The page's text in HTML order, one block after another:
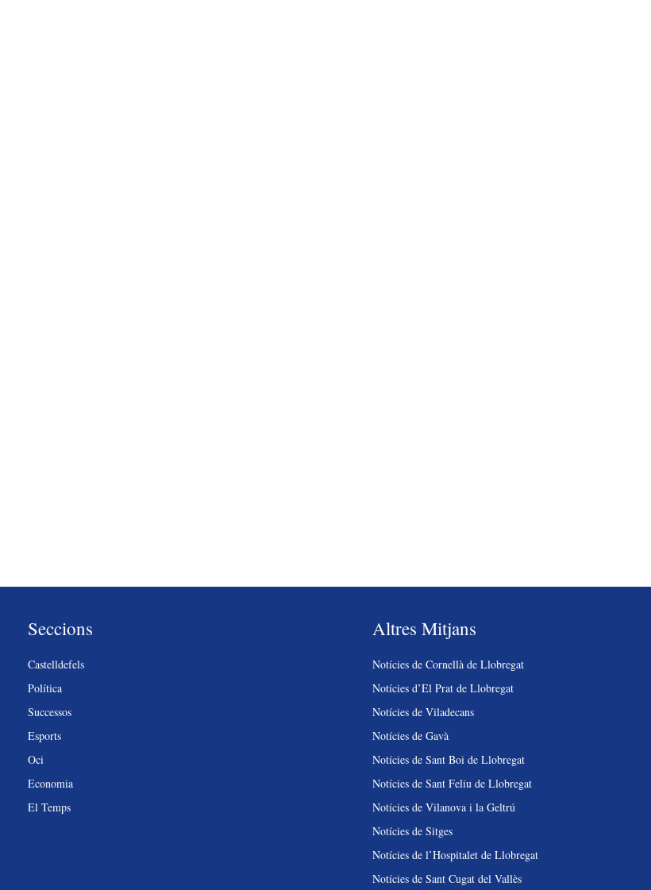
Seccions
Castelldefels
Política
Successos
Esports
Oci
Economia
El Temps
Altres Mitjans
Notícies de Cornellà de Llobregat
Notícies d’El Prat de Llobregat
Notícies de Viladecans
Notícies de Gavà
Notícies de Sant Boi de Llobregat
Notícies de Sant Feliu de Llobregat
Notícies de Vilanova i la Geltrú
Notícies de Sitges
Notícies de l’Hospitalet de Llobregat
Notícies de Sant Cugat del Vallès